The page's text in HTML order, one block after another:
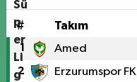
# Takım
1 Amed
2 Erzurumspor FK